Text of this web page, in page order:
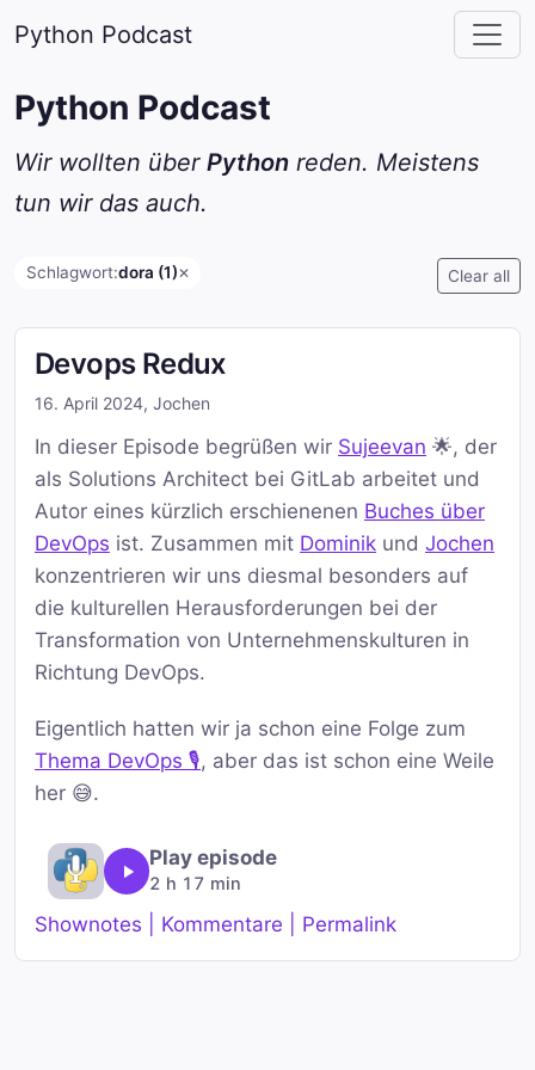
Python Podcast
Python Podcast
Wir wollten über Python reden. Meistens
tun wir das auch.
Schlagwort:dora (1)✕ Clear all
Devops Redux
16. April 2024, Jochen
In dieser Episode begrüßen wir Sujeevan 🌟, der
als Solutions Architect bei GitLab arbeitet und
Autor eines kürzlich erschienenen Buches über
DevOps ist. Zusammen mit Dominik und Jochen
konzentrieren wir uns diesmal besonders auf
die kulturellen Herausforderungen bei der
Transformation von Unternehmenskulturen in
Richtung DevOps.
Eigentlich hatten wir ja schon eine Folge zum
Thema DevOps 🎙️, aber das ist schon eine Weile
her 😅.
Play episode
2 h 17 min
Shownotes | Kommentare | Permalink